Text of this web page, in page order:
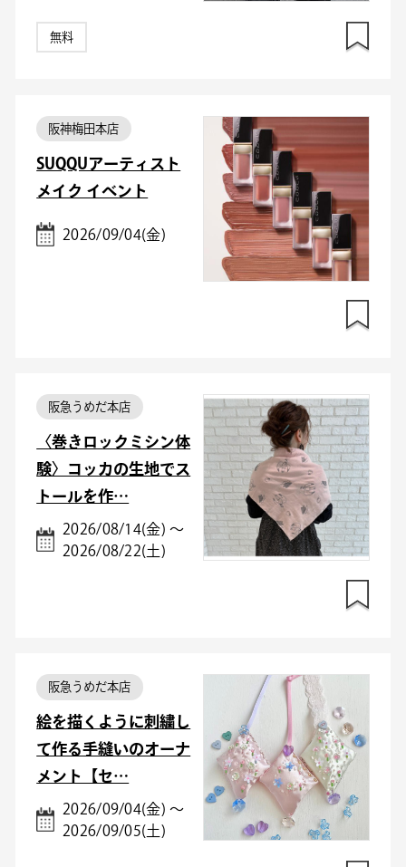
無料
阪神梅田本店
SUQQUアーティスト
メイク イベント
2026/09/04(金)
阪急うめだ本店
〈巻きロックミシン体
験〉コッカの生地でス
トールを作…
2026/08/14(金) ～
2026/08/22(土)
阪急うめだ本店
絵を描くように刺繍し
て作る手縫いのオーナ
メント【セ…
2026/09/04(金) ～
2026/09/05(土)